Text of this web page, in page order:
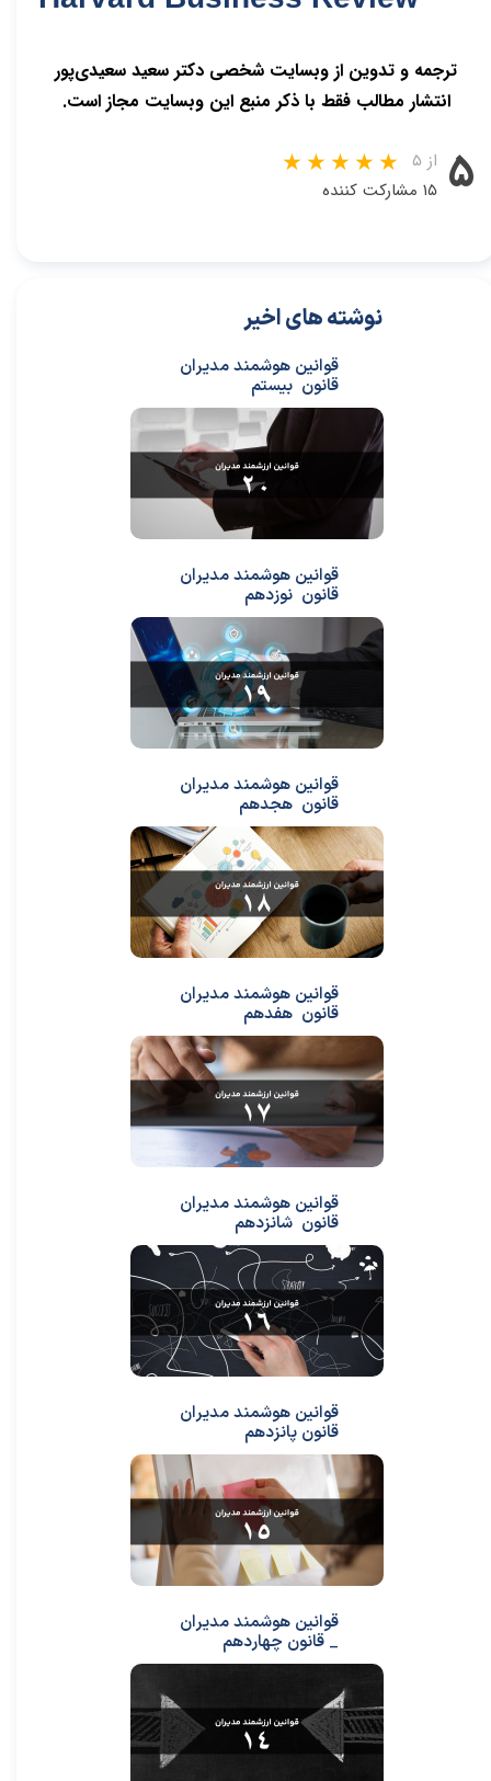
ترجمه و تدوین از وبسایت شخصی دکتر سعید سعیدی‌پور
انتشار مطالب فقط با ذکر منبع این وبسایت مجاز است.
۵ از ۵
۱۵ مشارکت کننده
قوانین هوشمند مدیران
قانون بیستم
قوانین هوشمند مدیران
قانون نوزدهم
قوانین هوشمند مدیران
قانون هجدهم
قوانین هوشمند مدیران
قانون هفدهم
قوانین هوشمند مدیران
قانون شانزدهم
قوانین هوشمند مدیران
قانون پانزدهم
قوانین هوشمند مدیران
_ قانون چهاردهم
نوشته های اخیر